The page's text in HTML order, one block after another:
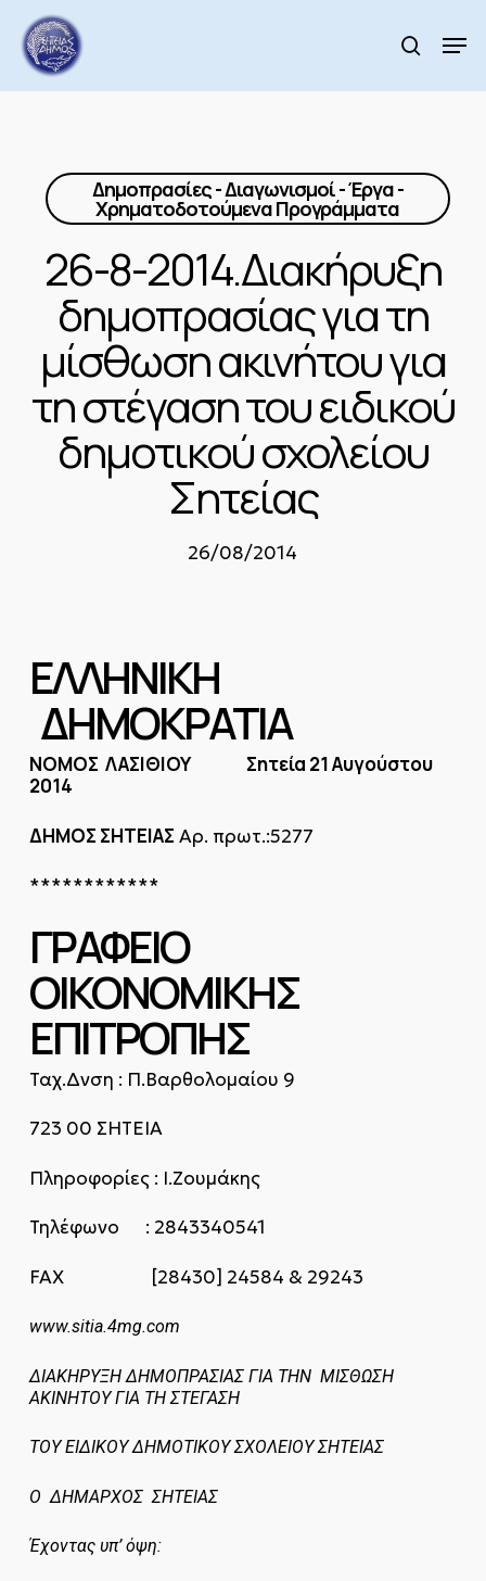
main
content
search
Δημοπρασίες - Διαγωνισμοί - Έργα -
Χρηματοδοτούμενα Προγράμματα
26-8-2014.Διακήρυξη
δημοπρασίας για τη
μίσθωση ακινήτου για
τη στέγαση του ειδικού
δημοτικού σχολείου
Σητείας
26/08/2014
ΕΛΛΗΝΙΚΗ
ΔΗΜΟΚΡΑΤΙΑ
ΝΟΜΟΣ ΛΑΣΙΘΙΟΥ Σητεία 21 Αυγούστου
2014
ΔΗΜΟΣ ΣΗΤΕΙΑΣ Αρ. πρωτ.:5277
************
ΓΡΑΦΕΙΟ
ΟΙΚΟΝΟΜΙΚΗΣ
ΕΠΙΤΡΟΠΗΣ
Ταχ.Δνση : Π.Βαρθολομαίου 9
723 00 ΣΗΤΕΙΑ
Πληροφορίες : Ι.Ζουμάκης
Τηλέφωνο : 2843340541
FAX [28430] 24584 & 29243
www.sitia.4mg.com
ΔΙΑΚΗΡΥΞΗ ΔΗΜΟΠΡΑΣΙΑΣ ΓΙΑ ΤΗΝ ΜΙΣΘΩΣΗ
ΑΚΙΝΗΤΟΥ ΓΙΑ ΤΗ ΣΤΕΓΑΣΗ
ΤΟΥ ΕΙΔΙΚΟΥ ΔΗΜΟΤΙΚΟΥ ΣΧΟΛΕΙΟΥ ΣΗΤΕΙΑΣ
Ο ΔΗΜΑΡΧΟΣ ΣΗΤΕΙΑΣ
Έχοντας υπ’ όψη:
Menu